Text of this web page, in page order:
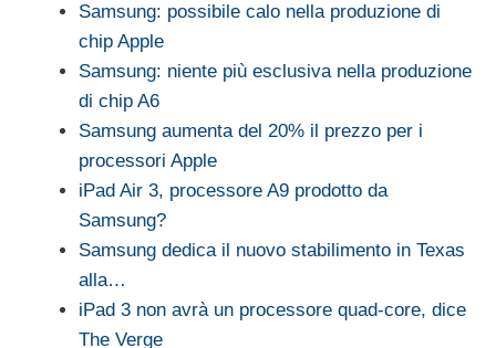
Samsung: possibile calo nella produzione di
chip Apple
Samsung: niente più esclusiva nella produzione
di chip A6
Samsung aumenta del 20% il prezzo per i
processori Apple
iPad Air 3, processore A9 prodotto da
Samsung?
Samsung dedica il nuovo stabilimento in Texas
alla…
iPad 3 non avrà un processore quad-core, dice
The Verge